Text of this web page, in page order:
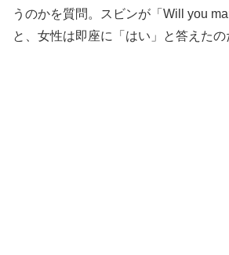
うのかを質問。スビンが「Will you
と、女性は即座に「はい」と答えたの